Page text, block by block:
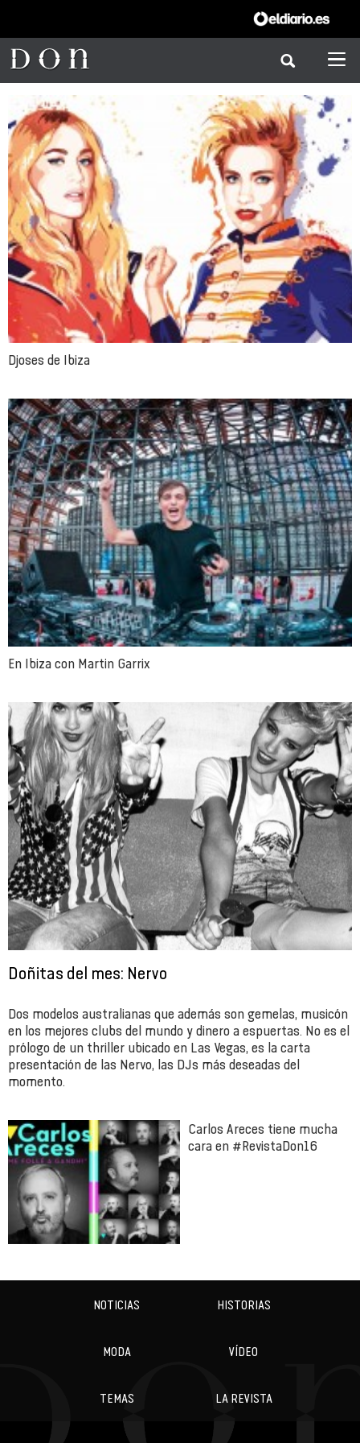
Djoses de Ibiza
En Ibiza con Martin Garrix
Doñitas del mes: Nervo
Dos modelos australianas que además son gemelas, musicón
en los mejores clubs del mundo y dinero a espuertas. No es el
prólogo de un thriller ubicado en Las Vegas, es la carta
presentación de las Nervo, las DJs más deseadas del
momento.
Carlos Areces tiene mucha
cara en #RevistaDon16
NOTICIAS HISTORIAS
MODA VÍDEO
TEMAS LA REVISTA